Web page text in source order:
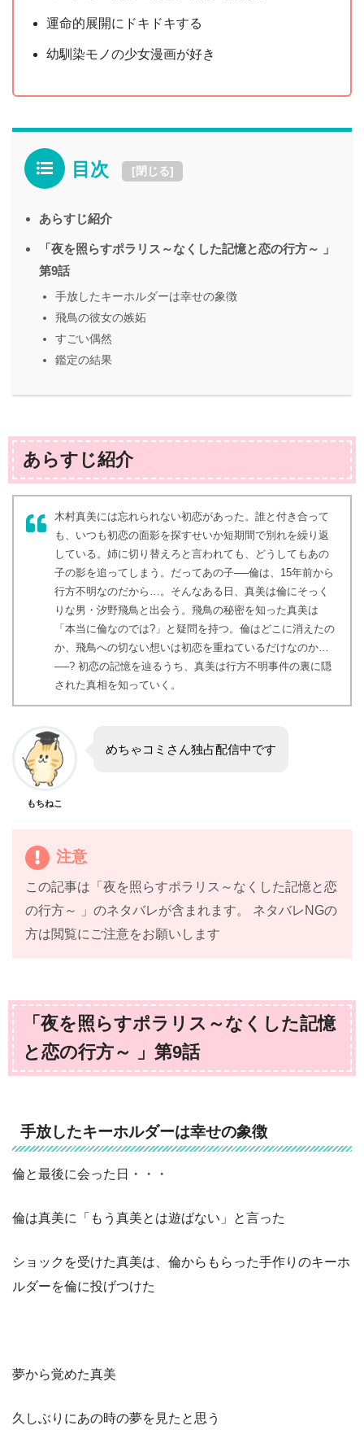
運命的展開にドキドキする
幼馴染モノの少女漫画が好き
目次 [閉じる]
あらすじ紹介
「夜を照らすポラリス～なくした記憶と恋の行方～ 」
第9話
手放したキーホルダーは幸せの象徴
飛鳥の彼女の嫉妬
すごい偶然
鑑定の結果
あらすじ紹介
木村真美には忘れられない初恋があった。誰と付き合って
も、いつも初恋の面影を探すせいか短期間で別れを繰り返
している。姉に切り替えろと言われても、どうしてもあの
子の影を追ってしまう。だってあの子──倫は、15年前から
行方不明なのだから…。そんなある日、真美は倫にそっく
りな男・汐野飛鳥と出会う。飛鳥の秘密を知った真美は
「本当に倫なのでは?」と疑問を持つ。倫はどこに消えたの
か、飛鳥への切ない想いは初恋を重ねているだけなのか…
──? 初恋の記憶を辿るうち、真美は行方不明事件の裏に隠
された真相を知っていく。
もちねこ
めちゃコミさん独占配信中です
注意
この記事は「夜を照らすポラリス～なくした記憶と恋
の行方～ 」のネタバレが含まれます。 ネタバレNGの
方は閲覧にご注意をお願いします
「夜を照らすポラリス～なくした記憶
と恋の行方～ 」第9話
手放したキーホルダーは幸せの象徴
倫と最後に会った日・・・
倫は真美に「もう真美とは遊ばない」と言った
ショックを受けた真美は、倫からもらった手作りのキーホ
ルダーを倫に投げつけた
夢から覚めた真美
久しぶりにあの時の夢を見たと思う